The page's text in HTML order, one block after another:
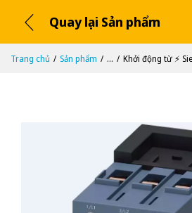
Quay lại Sản phẩm
Trang chủ Sản phẩm ... Khởi động từ ⚡️